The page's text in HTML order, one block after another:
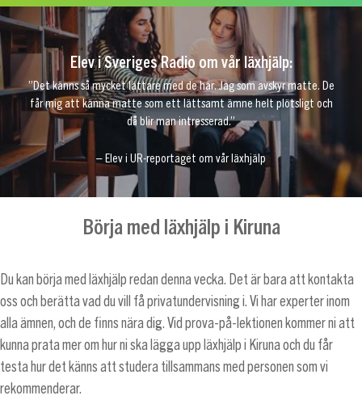
Elev i Sveriges Radio om vår läxhjälp:
”Det känns så mycket lättare med de här. Jag som avskyr matte. De
får mig att känna matte som ett lättsamt ämne helt plötsligt och
då blir man intresserad.”
– Elev i UR-reportaget om vår läxhjälp
Börja med läxhjälp i Kiruna
Du kan börja med läxhjälp redan denna vecka. Det är bara att kontakta
oss och berätta vad du vill få privatundervisning i. Vi har experter inom
alla ämnen, och de finns nära dig. Vid prova-på-lektionen kommer ni att
kunna prata mer om hur ni ska lägga upp läxhjälp i Kiruna och du får
testa hur det känns att studera tillsammans med personen som vi
rekommenderar.